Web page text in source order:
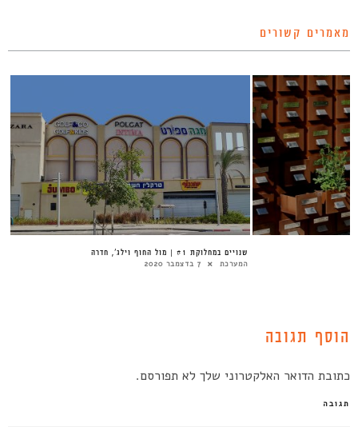
מאמרים קשורים
שנויים במחלוקת #1 | מול החוף וילג’, חדרה
המערכת 7 בדצמבר 2020
הוסף תגובה
כתובת הדואר האלקטרוני שלך לא תפורסם.
תגובה